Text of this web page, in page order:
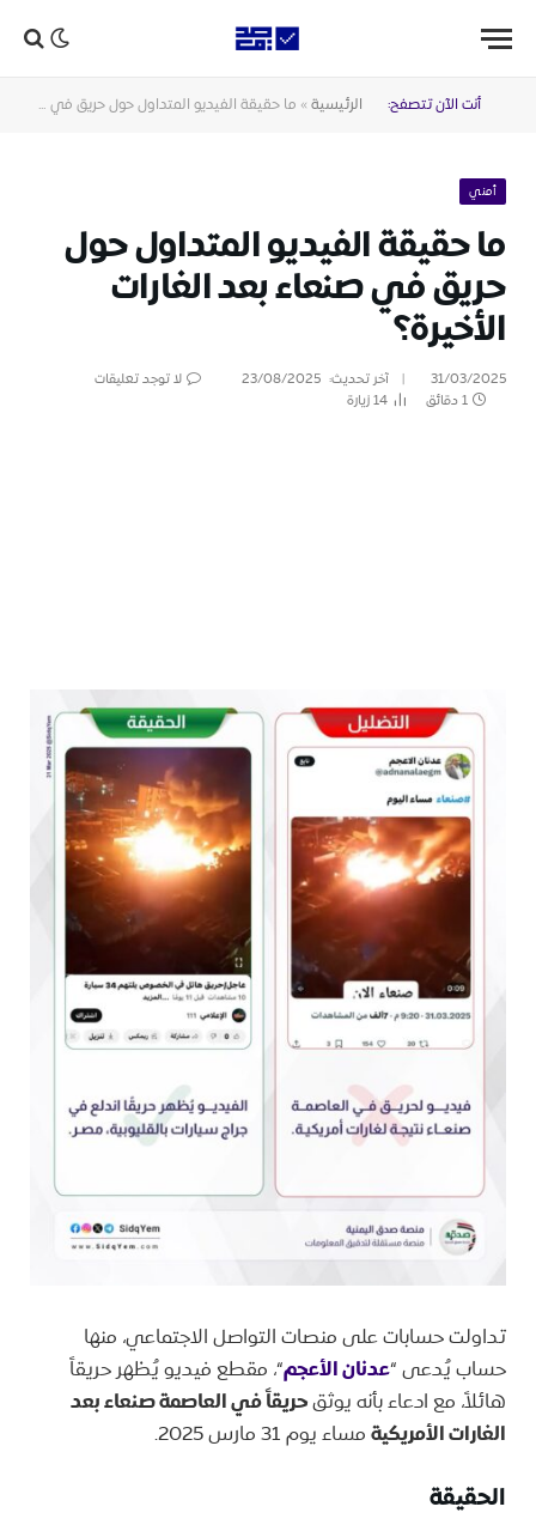
أنت الآن تتصفح: الرئيسية » ما حقيقة الفيديو المتداول حول حريق في صنعاء بعد الغارات الأخيرة؟
أمني
ما حقيقة الفيديو المتداول حول
حريق في صنعاء بعد الغارات
الأخيرة؟
31/03/2025 آخر تحديث: 23/08/2025
لا توجد تعليقات
1 دقائق
14زيارة
تداولت حسابات على منصات التواصل الاجتماعي، منها
حساب يُدعى “عدنان الأعجم“، مقطع فيديو يُظهر حريقاً
هائلاً، مع ادعاء بأنه يوثقحريقاً في العاصمة صنعاء بعد
الغارات الأمريكيةمساء يوم 31 مارس 2025.
الحقيقة